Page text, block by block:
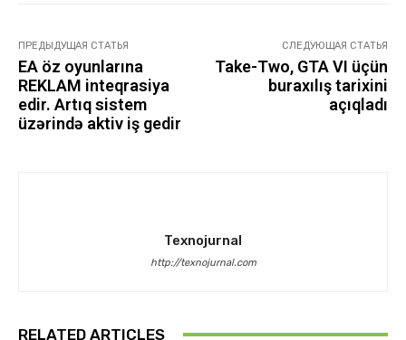
ПРЕДЫДУЩАЯ СТАТЬЯ
EA öz oyunlarına
REKLAM inteqrasiya
edir. Artıq sistem
üzərində aktiv iş gedir
СЛЕДУЮЩАЯ СТАТЬЯ
Take-Two, GTA VI üçün
buraxılış tarixini
açıqladı
Texnojurnal
http://texnojurnal.com
RELATED ARTICLES